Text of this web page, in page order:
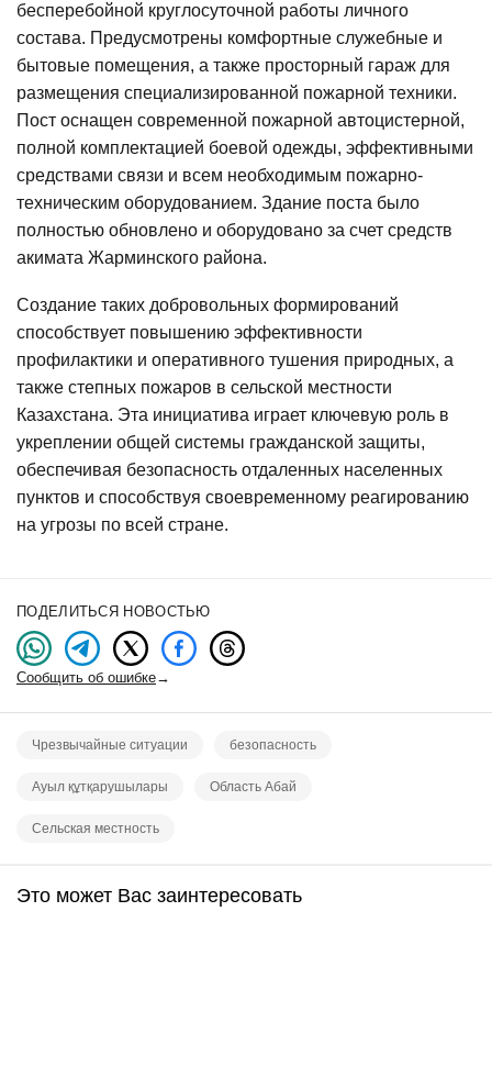
бесперебойной круглосуточной работы личного
состава. Предусмотрены комфортные служебные и
бытовые помещения, а также просторный гараж для
размещения специализированной пожарной техники.
Пост оснащен современной пожарной автоцистерной,
полной комплектацией боевой одежды, эффективными
средствами связи и всем необходимым пожарно-
техническим оборудованием. Здание поста было
полностью обновлено и оборудовано за счет средств
акимата Жарминского района.
Создание таких добровольных формирований
способствует повышению эффективности
профилактики и оперативного тушения природных, а
также степных пожаров в сельской местности
Казахстана. Эта инициатива играет ключевую роль в
укреплении общей системы гражданской защиты,
обеспечивая безопасность отдаленных населенных
пунктов и способствуя своевременному реагированию
на угрозы по всей стране.
ПОДЕЛИТЬСЯ НОВОСТЬЮ
Сообщить об ошибке→
Чрезвычайные ситуации безопасность
Ауыл құтқарушылары Область Абай
Сельская местность
Это может Вас заинтересовать